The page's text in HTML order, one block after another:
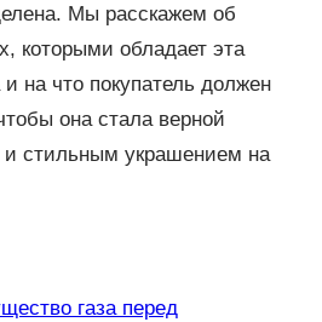
Мы расскажем об
которыми обладает эта
на что покупатель должен
она стала верной
стильным украшением на
газа перед